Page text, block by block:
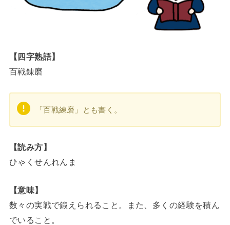
【四字熟語】
百戦錬磨
「百戦練磨」とも書く。
【読み方】
ひゃくせんれんま
【意味】
数々の実戦で鍛えられること。また、多くの経験を積ん
でいること。